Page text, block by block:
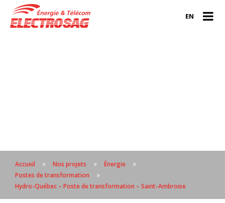
EN
Accueil » Nos projets » Énergie »
Postes de transformation »
Hydro-Québec – Poste de transformation – Saint-Ambroise